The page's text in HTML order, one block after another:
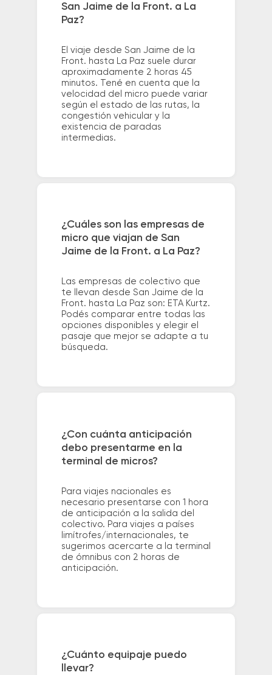
San Jaime de la Front. a La
Paz?
El viaje desde San Jaime de la
Front. hasta La Paz suele durar
aproximadamente 2 horas 45
minutos. Tené en cuenta que la
velocidad del micro puede variar
según el estado de las rutas, la
congestión vehicular y la
existencia de paradas
intermedias.
¿Cuáles son las empresas de
micro que viajan de San
Jaime de la Front. a La Paz?
Las empresas de colectivo que
te llevan desde San Jaime de la
Front. hasta La Paz son: ETA Kurtz.
Podés comparar entre todas las
opciones disponibles y elegir el
pasaje que mejor se adapte a tu
búsqueda.
¿Con cuánta anticipación
debo presentarme en la
terminal de micros?
Para viajes nacionales es
necesario presentarse con 1 hora
de anticipación a la salida del
colectivo. Para viajes a países
limítrofes/internacionales, te
sugerimos acercarte a la terminal
de ómnibus con 2 horas de
anticipación.
¿Cuánto equipaje puedo
llevar?